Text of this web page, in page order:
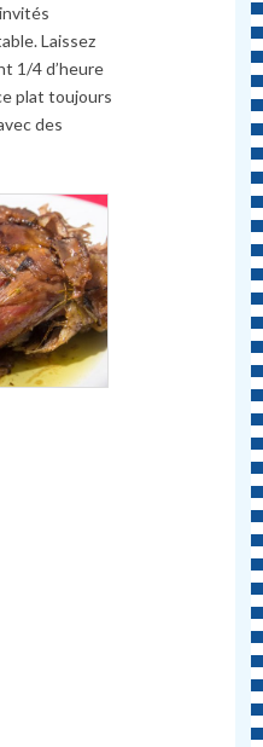
Laissez
1/4 d’heure
plat toujours
des